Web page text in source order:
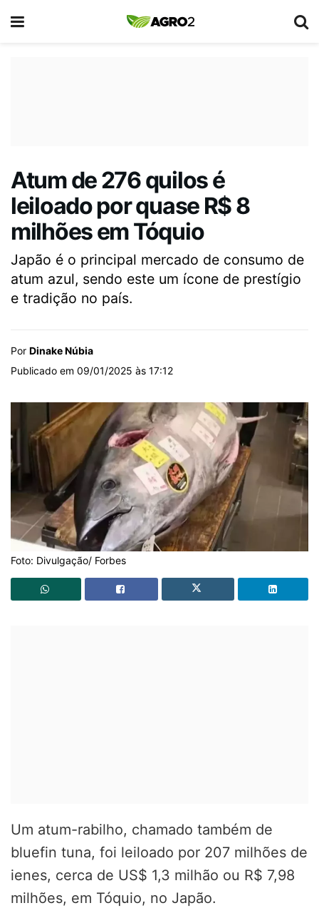
Atum de 276 quilos é
leiloado por quase R$ 8
milhões em Tóquio
Japão é o principal mercado de consumo de
atum azul, sendo este um ícone de prestígio
e tradição no país.
Por Dinake Núbia
Publicado em 09/01/2025 às 17:12
Foto: Divulgação/ Forbes
Um atum-rabilho, chamado também de
bluefin tuna, foi leiloado por 207 milhões de
ienes, cerca de US$ 1,3 milhão ou R$ 7,98
milhões, em Tóquio, no Japão.